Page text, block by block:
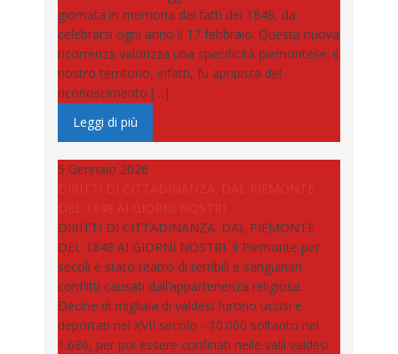
giornata in memoria dei fatti del 1848, da
celebrarsi ogni anno il 17 febbraio. Questa nuova
ricorrenza valorizza una specificità piemontese: il
nostro territorio, infatti, fu apripista del
riconoscimento […]
Leggi di più
5 Gennaio 2026
DIRITTI DI CITTADINANZA. DAL PIEMONTE
DEL 1848 AI GIORNI NOSTRI.
DIRITTI DI CITTADINANZA. DAL PIEMONTE
DEL 1848 AI GIORNI NOSTRI. Il Piemonte per
secoli è stato teatro di terribili e sanguinari
conflitti causati dall’appartenenza religiosa.
Decine di migliaia di valdesi furono uccisi e
deportati nel XVII secolo - 10.000 soltanto nel
1.686, per poi essere confinati nelle valli valdesi.